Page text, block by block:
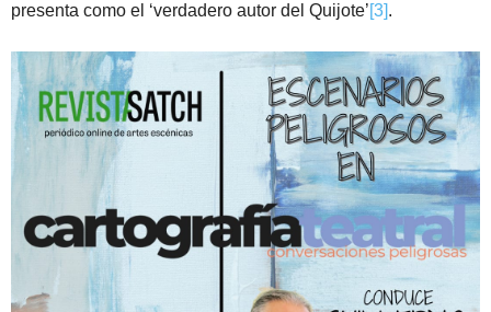
presenta como el ‘verdadero autor del Quijote’[3].